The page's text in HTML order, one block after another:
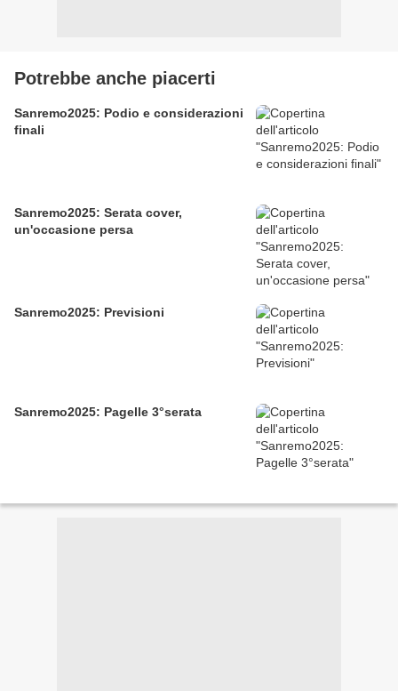
Potrebbe anche piacerti
Sanremo2025: Podio e considerazioni
finali
Sanremo2025: Serata cover,
un'occasione persa
Sanremo2025: Previsioni
Sanremo2025: Pagelle 3°serata